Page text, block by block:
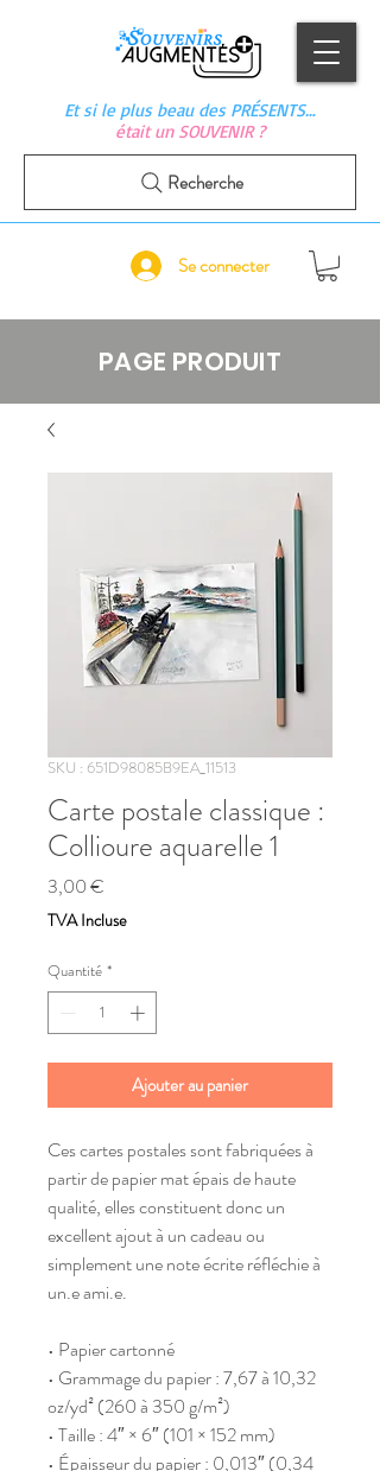
Et si le plus beau des PRÉSENTS…
était un SOUVENIR ?
Se connecter
Recherche
PAGE PRODUIT
SKU : 651D98085B9EA_11513
Carte postale classique :
Collioure aquarelle 1
3,00 €
TVA Incluse
Quantité *
Ajouter au panier
Ces cartes postales sont fabriquées à
partir de papier mat épais de haute
qualité, elles constituent donc un
excellent ajout à un cadeau ou
simplement une note écrite réfléchie à
un.e ami.e.
• Papier cartonné
• Grammage du papier : 7,67 à 10,32
oz/yd² (260 à 350 g/m²)
• Taille : 4″ × 6″ (101 × 152 mm)
• Épaisseur du papier : 0,013″ (0,34